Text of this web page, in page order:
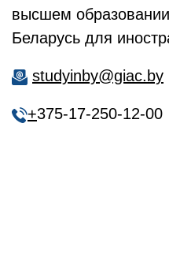
высшем
Беларусь для
studyinby@giac.by
+375-17-250-12-00